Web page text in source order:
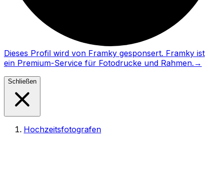
Dieses Profil wird von Framky gesponsert. Framky ist
ein Premium-Service für Fotodrucke und Rahmen. →
Schließen
Hochzeitsfotografen